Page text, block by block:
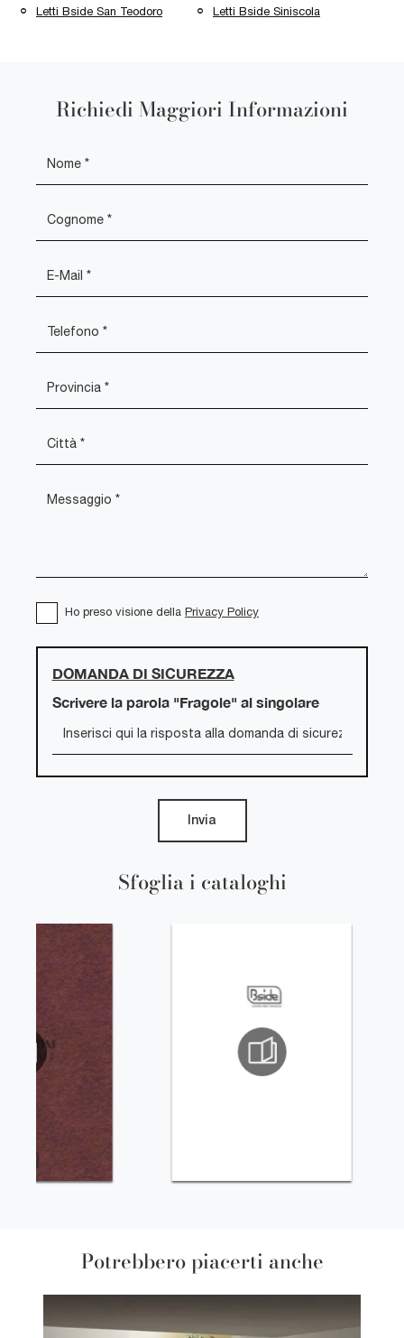
Letti Bside San Teodoro Letti Bside Siniscola
Sfoglia i cataloghi
Richiedi Maggiori Informazioni
Ho preso visione della Privacy Policy
DOMANDA DI SICUREZZA
Scrivere la parola "Fragole" al singolare
Invia
Potrebbero piacerti anche